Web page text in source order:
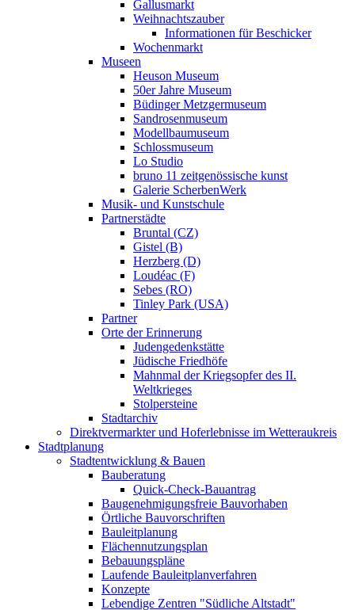
Gallusmarkt
Weihnachtszauber
Informationen für Beschicker
Wochenmarkt
Museen
Heuson Museum
50er Jahre Museum
Büdinger Metzgermuseum
Sandrosenmuseum
Modellbaumuseum
Schlossmuseum
Lo Studio
bruno 11 zeitgenössische kunst
Galerie ScherbenWerk
Musik- und Kunstschule
Partnerstädte
Bruntal (CZ)
Gistel (B)
Herzberg (D)
Loudéac (F)
Sebes (RO)
Tinley Park (USA)
Partner
Orte der Erinnerung
Judengedenkstätte
Jüdische Friedhöfe
Mahnmal der Kriegsopfer des II.
Weltkrieges
Stolpersteine
Stadtarchiv
Direktvermarkter und Hoferlebnisse im Wetteraukreis
Stadtplanung
Stadtentwicklung & Bauen
Bauberatung
Quick-Check-Bauantrag
Baugenehmigungsfreie Bauvorhaben
Örtliche Bauvorschriften
Bauleitplanung
Flächennutzungsplan
Bebauungspläne
Laufende Bauleitplanverfahren
Konzepte
Lebendige Zentren "Südliche Altstadt"